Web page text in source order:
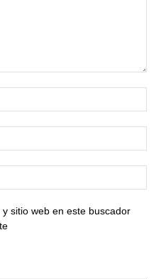
sitio web en este buscador